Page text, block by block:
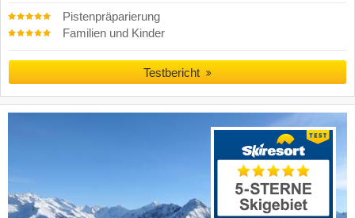
Pistenpräparierung
Familien und Kinder
Testbericht